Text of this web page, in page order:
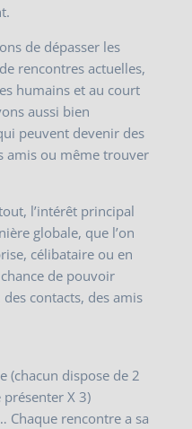
de dépasser les
rencontres actuelles,
humains et au court
aussi bien
peuvent devenir des
amis ou même trouver
l’intérêt principal
globale, que l’on
célibataire ou en
de pouvoir
contacts, des amis
(chacun dispose de 2
X 3)
Chaque rencontre a sa